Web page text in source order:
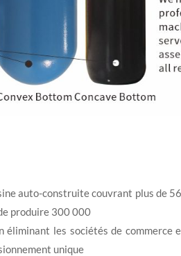
auto-construite couvrant plus de
produire 300 000
éliminant les sociétés de commerce
unique